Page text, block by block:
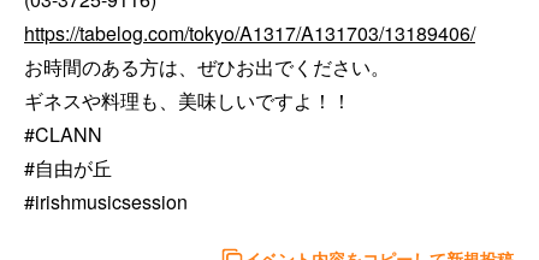
https://tabelog.com/tokyo/A1317/A131703/13189406/
お時間のある方は、ぜひお出でください。
ギネスや料理も、美味しいですよ！！
#CLANN
#自由が丘
#irishmusicsession